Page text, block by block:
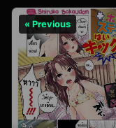
« Previous